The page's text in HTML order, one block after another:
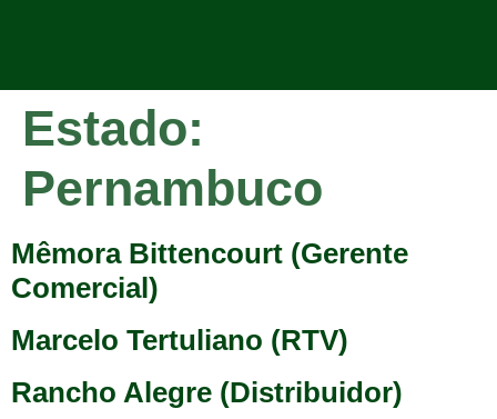
Estado:
Pernambuco
Mêmora Bittencourt (Gerente
Comercial)
Marcelo Tertuliano (RTV)
Rancho Alegre (Distribuidor)